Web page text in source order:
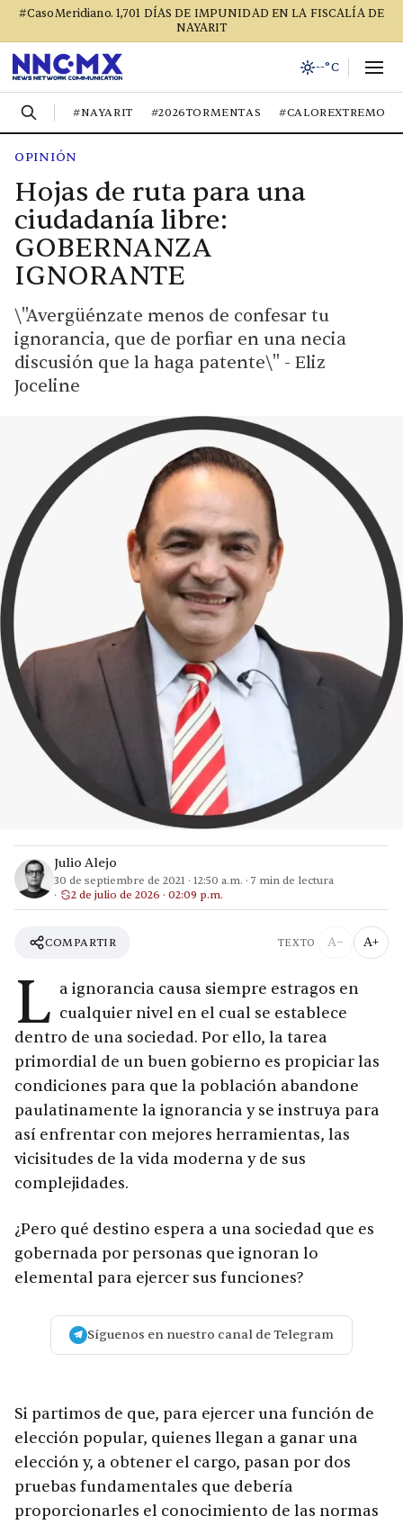
#CasoMeridiano. 1,701 DÍAS DE IMPUNIDAD EN LA FISCALÍA DE
NAYARIT
--°C
#NAYARIT #2026TORMENTAS #CALOREXTREMO
OPINIÓN
Hojas de ruta para una
ciudadanía libre:
GOBERNANZA
IGNORANTE
\"Avergüénzate menos de confesar tu
ignorancia, que de porfiar en una necia
discusión que la haga patente\" - Eliz
Joceline
Julio Alejo
30 de septiembre de 2021 · 12:50 a.m. · 7 min de lectura
2 de julio de 2026 · 02:09 p.m.
COMPARTIR TEXTO A− A+
L a ignorancia causa siempre estragos en
cualquier nivel en el cual se establece
dentro de una sociedad. Por ello, la tarea
primordial de un buen gobierno es propiciar las
condiciones para que la población abandone
paulatinamente la ignorancia y se instruya para
así enfrentar con mejores herramientas, las
vicisitudes de la vida moderna y de sus
complejidades.
¿Pero qué destino espera a una sociedad que es
gobernada por personas que ignoran lo
elemental para ejercer sus funciones?
Síguenos en nuestro canal de Telegram
Si partimos de que, para ejercer una función de
elección popular, quienes llegan a ganar una
elección y, a obtener el cargo, pasan por dos
pruebas fundamentales que debería
proporcionarles el conocimiento de las normas